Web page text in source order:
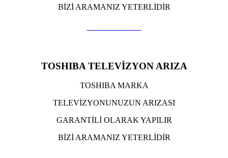
BİZİ ARAMANIZ YETERLİDİR
TOSHIBA TELEVİZYON ARIZA
TOSHIBA MARKA
TELEVİZYONUNUZUN ARIZASI
GARANTİLİ OLARAK YAPILIR
BİZİ ARAMANIZ YETERLİDİR